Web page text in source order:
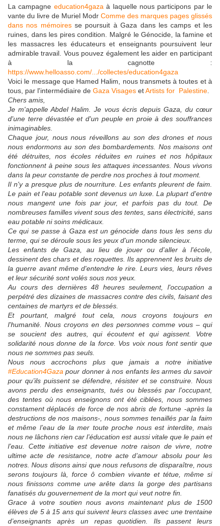
La campagne education4gazaà laquelle nous participons par le
vante du livre de Muriel Modr Comme des marques pages glissés
dans nos mémoiresse poursuit à Gaza dans les camps et les
ruines, dans les pires condition. Malgré le Génocide , la famine et
les massacres les éducateurs et enseignants poursuivent leur
admirable travail. Vous pouvez également les aider en participant
à la cagnotte :
https://www.helloasso.com/.../collectes/education4gaza
Voici le message que Hamed Halim, nous transmets à toutes et à
tous, par l'intermédiaire de Gaza Visages etArtists for Palestine
Chers amis,
Je m'appelle Abdel Halim. Je vous écris depuis Gaza, du cœur
d'une terre dévastée et d'un peuple en proie à des souffrances
inimaginables.
Chaque jour, nous nous réveillons au son des drones et nous
nous endormons au son des bombardements. Nos maisons ont
été détruites, nos écoles réduites en ruines et nos hôpitaux
fonctionnent à peine sous les attaques incessantes. Nous vivons
dans la peur constante de perdre nos proches à tout moment.
Il n'y a presque plus de nourriture. Les enfants pleurent de faim.
Le pain et l'eau potable sont devenus un luxe. La plupart d'entre
nous mangent une fois par jour, et parfois pas du tout. De
nombreuses familles vivent sous des tentes, sans électricité, sans
eau potable ni soins médicaux.
Ce qui se passe à Gaza est un génocide dans tous les sens du
terme, qui se déroule sous les yeux d'un monde silencieux.
Les enfants de Gaza, au lieu de jouer ou d'aller à l'école,
dessinent des chars et des roquettes. Ils apprennent les bruits de
la guerre avant même d'entendre le rire. Leurs vies, leurs rêves
et leur sécurité sont volés sous nos yeux.
Au cours des dernières 48 heures seulement, l'occupation a
perpétré des dizaines de massacres contre des civils, faisant des
centaines de martyrs et de blessés.
Et pourtant, malgré tout cela, nous croyons toujours en
l'humanité. Nous croyons en des personnes comme vous – qui
se soucient des autres, qui écoutent et qui agissent. Votre
solidarité nous donne de la force. Vos voix nous font sentir que
nous ne sommes pas seuls.
Nous nous accrochons plus que jamais a notre initiative
#Education4Gaza pour donner à nos enfants les armes du savoir
pour qu’ils puissent se défendre, résister et se construire. Nous
avons perdu des enseignants, tués ou blessés par l’occupant,
des tentes où nous enseignons ont été ciblées, nous sommes
constament déplacés de force de nos abris de fortune -après la
destructions de nos maisons-, nous sommes tenaillés par la faim
et même l’eau de la mer toute proche nous est interdite, mais
nous ne lâchons rien car l’éducation est aussi vitale que le pain et
l’eau. Cette initiative est devenue notre raison de vivre, notre
ultime acte de resistance, notre acte d’amour absolu pour les
notres. Nous disons ainsi que nous refusons de disparaître, nous
serons toujours là, force ô combien vivante et tétue, même si
nous finissons comme une arête dans la gorge des partisans
fanatisés du gouvernement de la mort qui veut notre fin.
Grace à votre soutien nous avons maintenant plus de 1500
élèves de 5 à 15 ans qui suivent leurs classes avec une trentaine
d’enseignants après un repas quotidien. Ils passent leurs